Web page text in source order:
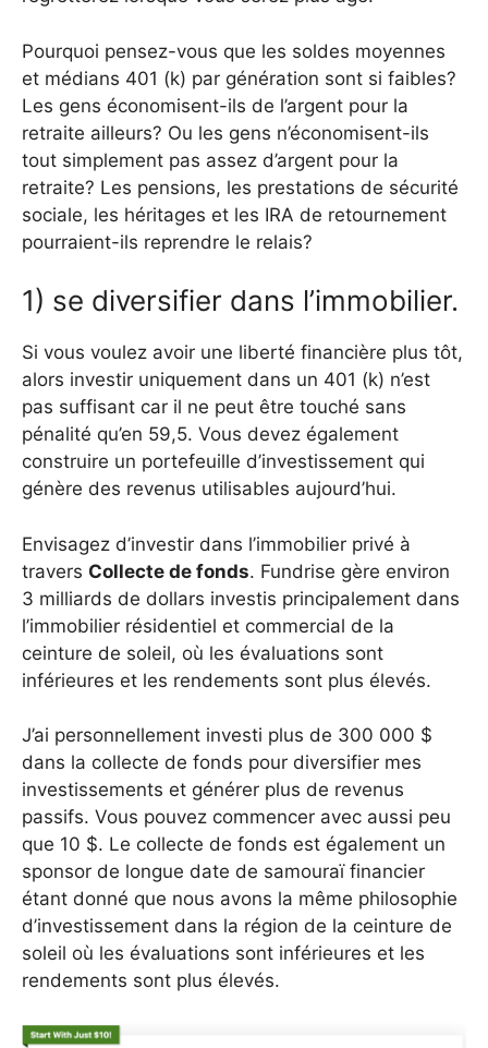
Pourquoi pensez-vous que les soldes moyennes
et médians 401 (k) par génération sont si faibles?
Les gens économisent-ils de l’argent pour la
retraite ailleurs? Ou les gens n’économisent-ils
tout simplement pas assez d’argent pour la
retraite? Les pensions, les prestations de sécurité
sociale, les héritages et les IRA de retournement
pourraient-ils reprendre le relais?
1) se diversifier dans l’immobilier.
Si vous voulez avoir une liberté financière plus tôt,
alors investir uniquement dans un 401 (k) n’est
pas suffisant car il ne peut être touché sans
pénalité qu’en 59,5. Vous devez également
construire un portefeuille d’investissement qui
génère des revenus utilisables aujourd’hui.
Envisagez d’investir dans l’immobilier privé à
travers Collecte de fonds. Fundrise gère environ
3 milliards de dollars investis principalement dans
l’immobilier résidentiel et commercial de la
ceinture de soleil, où les évaluations sont
inférieures et les rendements sont plus élevés.
J’ai personnellement investi plus de 300 000 $
dans la collecte de fonds pour diversifier mes
investissements et générer plus de revenus
passifs. Vous pouvez commencer avec aussi peu
que 10 $. Le collecte de fonds est également un
sponsor de longue date de samouraï financier
étant donné que nous avons la même philosophie
d’investissement dans la région de la ceinture de
soleil où les évaluations sont inférieures et les
rendements sont plus élevés.